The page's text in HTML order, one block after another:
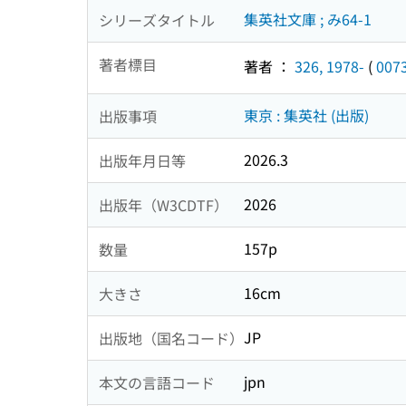
シリーズタイトル 集英社文庫 ; み64-1
著者標目 著者 ： 326, 1978- (
出版事項 東京 : 集英社 (出版)
出版年月日等 2026.3
出版年（W3CDTF） 2026
数量 157p
大きさ 16cm
出版地（国名コード） JP
本文の言語コード jpn